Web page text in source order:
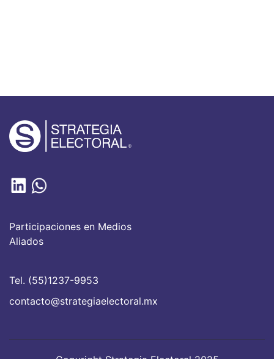
Participaciones en Medios
Aliados
Tel. (55)1237-9953
contacto@strategiaelectoral.mx